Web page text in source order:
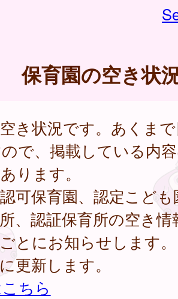
保育園の空き状
き状況です。あくま
で、掲載している内
ります。
可保育園、認定こど
、認証保育所の空き
ごとにお知らせします
更新します。
ちら